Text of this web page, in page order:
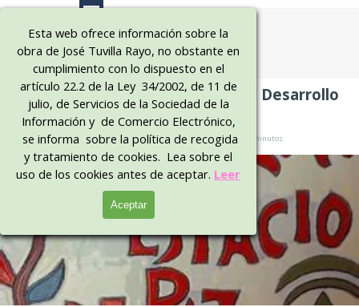
Esta web ofrece información sobre la
obra de José Tuvilla Rayo, no obstante en
cumplimiento con lo dispuesto en el
artículo 22.2 de la Ley 34/2002, de 11 de
julio, de Servicios de la Sociedad de la
Información y de Comercio Electrónico,
se informa sobre la política de recogida
y tratamiento de cookies. Lea sobre el
uso de los cookies antes de aceptar. Leer
Aceptar
Vaya al Contenido
Bienveni
dos al
sitio
oficial
Cultura de Paz y Educación para el Desarrollo
en Andalucía
Publicado deJosé TuvillaenCULTURA DE PAZ· Martes 17 Ago 2010 · minutos